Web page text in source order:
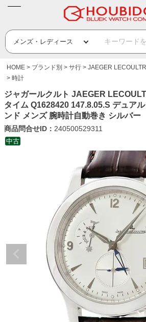
HOME ブランド別 サ行
JAEGER
時計
ジャガールクルト JAEGER
タイム Q1628420 147.8.05.S デュア
ンド メンズ 腕時計自動巻き シルバー
商品問合せID： 240500529311
中古